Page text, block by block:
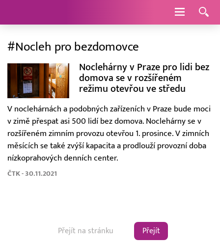
Navigace
#Nocleh pro bezdomovce
Noclehárny v Praze pro lidi bez
domova se v rozšířeném
režimu otevřou ve středu
V noclehárnách a podobných zařízeních v Praze bude moci
v zimě přespat asi 500 lidí bez domova. Noclehárny se v
rozšířeném zimním provozu otevřou 1. prosince. V zimních
měsících se také zvýší kapacita a prodlouží provozní doba
nízkoprahových denních center.
ČTK - 30.11.2021
Přejít